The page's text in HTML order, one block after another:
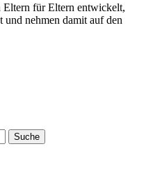
Eltern für Eltern entwickelt,
und nehmen damit auf den